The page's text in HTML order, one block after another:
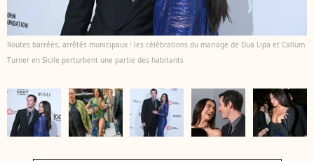
Routes barrées, arrêtés municipaux : les célébrations du mariage de Dua Lipa et Callum
Turner en Sicile perturbent une partie des habitants